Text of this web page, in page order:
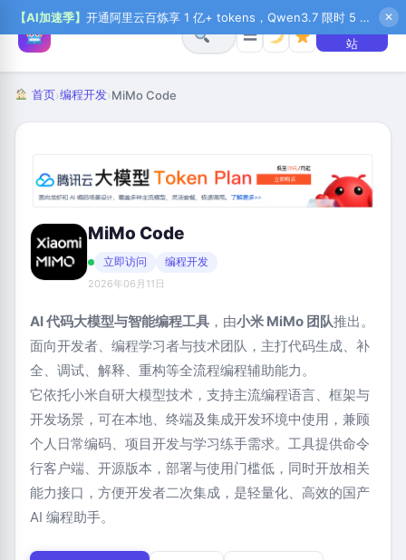
【AI加速季】 开通阿里云百炼享 1 亿+ tokens，Qwen3.7 限时 5 折起，秒悟新注送 1 万积分，加入 OPC 赢百万助力金，QoderWork CN 首月 0 元 ✕
☰
+ 提交网
站
首页›编程开发›MiMo Code
MiMo Code
立即访问 编程开发
2026年06月11日
AI 代码大模型与智能编程工具 ，由小米 MiMo 团队推出。
面向开发者、编程学习者与技术团队，主打代码生成、补
全、调试、解释、重构等全流程编程辅助能力。
它依托小米自研大模型技术，支持主流编程语言、框架与
开发场景，可在本地、终端及集成开发环境中使用，兼顾
个人日常编码、项目开发与学习练手需求。工具提供命令
行客户端、开源版本，部署与使用门槛低，同时开放相关
能力接口，方便开发者二次集成，是轻量化、高效的国产
AI 编程助手。